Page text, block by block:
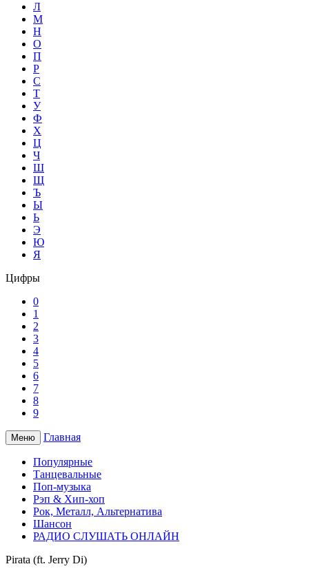
Л
М
Н
О
П
Р
С
Т
У
Ф
Х
Ц
Ч
Ш
Щ
Ъ
Ы
Ь
Э
Ю
Я
Цифры
0
1
2
3
4
5
6
7
8
9
Меню Главная
Популярные
Танцевальные
Поп-музыка
Рэп & Хип-хоп
Рок, Металл, Альтернатива
Шансон
РАДИО СЛУШАТЬ ОНЛАЙН
Pirata (ft. Jerry Di)